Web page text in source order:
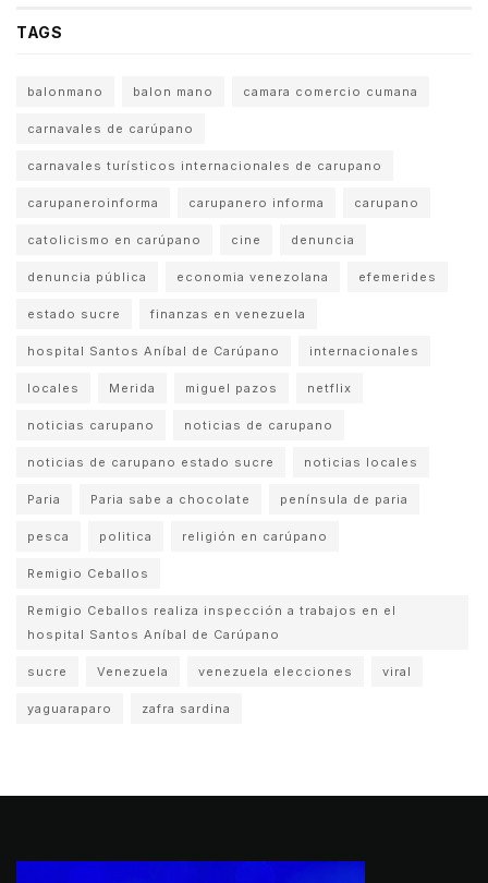
TAGS
balonmano balon mano camara comercio cumana
carnavales de carúpano
carnavales turísticos internacionales de carupano
carupaneroinforma carupanero informa carupano
catolicismo en carúpano cine denuncia
denuncia pública economia venezolana efemerides
estado sucre finanzas en venezuela
hospital Santos Aníbal de Carúpano internacionales
locales Merida miguel pazos netflix
noticias carupano noticias de carupano
noticias de carupano estado sucre noticias locales
Paria Paria sabe a chocolate península de paria
pesca politica religión en carúpano
Remigio Ceballos
Remigio Ceballos realiza inspección a trabajos en el
hospital Santos Aníbal de Carúpano
sucre Venezuela venezuela elecciones viral
yaguaraparo zafra sardina